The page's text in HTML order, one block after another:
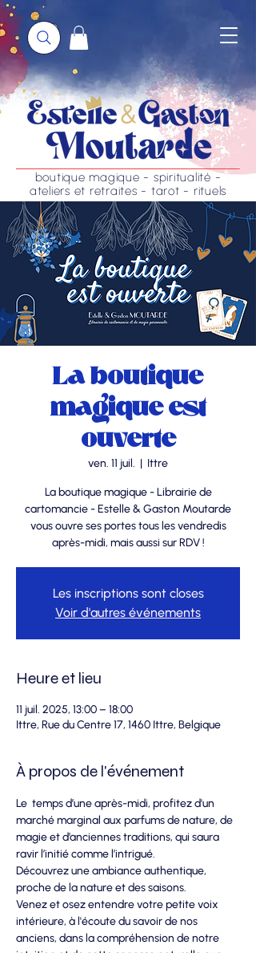
boutique magique - spiritualité -
ateliers et retraites - tarot - rituels
La boutique
magique est
ouverte
ven. 11 juil.
  |
Ittre
La boutique magique - Librairie de
cartomancie - Estelle & Gaston Moutarde
vous ouvre ses portes tous les vendredis
après-midi, mais aussi sur RDV !
Les inscriptions sont closes
Voir d'autres événements
Heure et lieu
11 juil. 2025, 13:00 – 18:00
Ittre, Rue du Centre 17, 1460 Ittre, Belgique
À propos de l'événement
Le  temps d’une après-midi, profitez d'un
marché marginal aux parfums de nature, de
magie et d’anciennes traditions, qui saura
ravir l’initié comme l’intrigué.
Découvrez une ambiance authentique,
proche de la nature et des saisons.
Venez et osez entendre votre petite voix
intérieure, à l'écoute du savoir de nos
anciens, dans la compréhension de notre